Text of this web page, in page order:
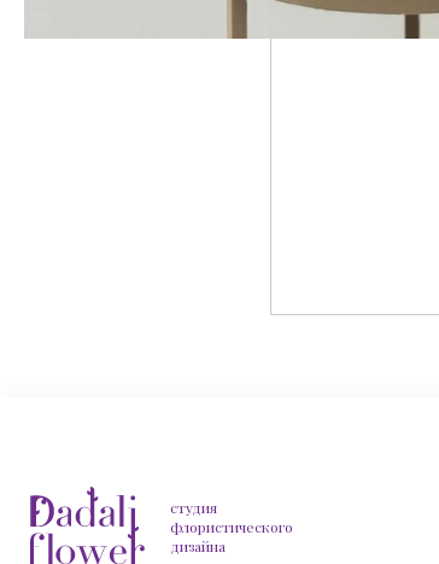
студия
флористического
дизайна